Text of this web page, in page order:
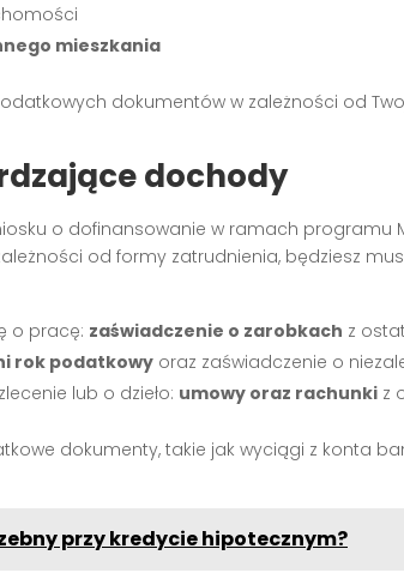
mieszkania
dokumentów w zależności od
dochody
o dofinansowanie w ramach programu
od formy zatrudnienia, będziesz
o pracę: zaświadczenie o zarobkach z
rok podatkowy oraz zaświadczenie o
lub o dzieło: umowy oraz rachunki z
dokumenty, takie jak wyciągi z konta
przy kredycie hipotecznym?